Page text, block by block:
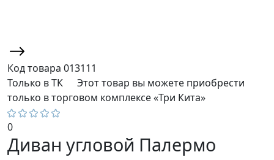
Код товара 013111
Только в ТК
Этот товар вы можете приобрести
только в торговом комплексе «Три Кита»
0
Диван угловой Палермо